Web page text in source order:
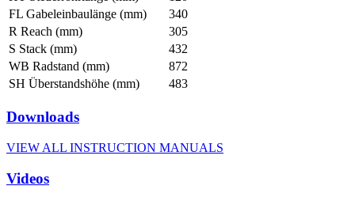
FL Gabeleinbaulänge (mm)
340
R Reach (mm)
305
S Stack (mm)
432
WB Radstand (mm)
872
SH Überstandshöhe (mm)
483
Downloads
VIEW ALL INSTRUCTION MANUALS
Videos